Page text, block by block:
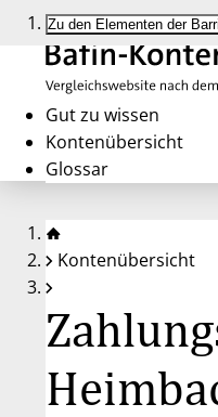
Zu den Elementen der
Gut zu wissen
Kontenübersicht
Glossar
Kontenübersicht